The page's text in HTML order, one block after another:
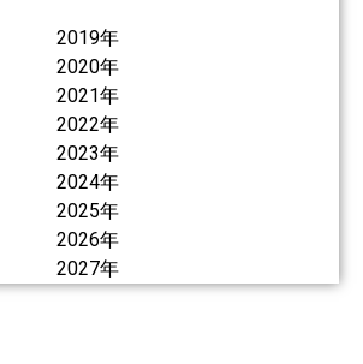
2019年
2020年
2021年
2022年
2023年
2024年
2025年
2026年
2027年